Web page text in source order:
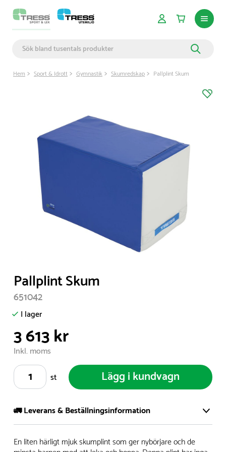
Hem Sport & Idrott Gymnastik Skumredskap Pallplint Skum
1
of
1
Pallplint Skum
651042
I lager
3 613 kr
Inkl. moms
st
Lägg i kundvagn
🚛 Leverans & Beställningsinformation
Vi har ett stort och modernt lager på över 8.000 kvm och
En liten härligt mjuk skumplint som ger nybörjare och de